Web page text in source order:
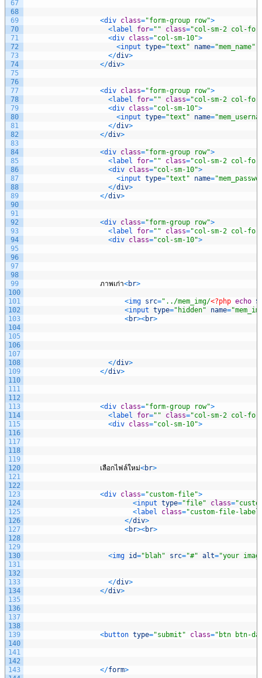
67
68
69
70
71
72
73
74
75
76
77
78
79
80
81
82
83
84
85
86
87
88
89
90
91
92
93
94
95
96
97
98
99
100
101
102
103
104
105
106
107
108
109
110
111
112
113
114
115
116
117
118
119
120
121
122
123
124
125
126
127
128
129
130
131
132
133
134
135
136
137
138
139
140
141
142
143
<div class="form-group row">
<label for="" class="col-sm-2 col-
<div class="col-sm-10">
<input type="text" name="mem_name"
</div>
</div>
<div class="form-group row">
<label for="" class="col-sm-2 col-
<div class="col-sm-10">
<input type="text" name=
</div>
</div>
<div class="form-group row">
<label for="" class="col-sm-2 col-
<div class="col-sm-10">
<input type="text" name=
</div>
</div>
<div class="form-group row">
<label for="" class="col-sm-2 col-
<div class="col-sm-10">
ภาพเก่า<br>
<img src="../mem_img/<?php echo
<input type="hidden" name=
<br><br>
</div>
</div>
<div class="form-group row">
<label for="" class="col-sm-2 col-
<div class="col-sm-10">
เลือกไฟล์ใหม่<br>
<div class="custom-file">
<input type="file" class=
<label class="custom-file-
</div>
<br><br>
<img id="blah" src="#" alt="your
</div>
</div>
<button type="submit" class="btn btn-
</form>